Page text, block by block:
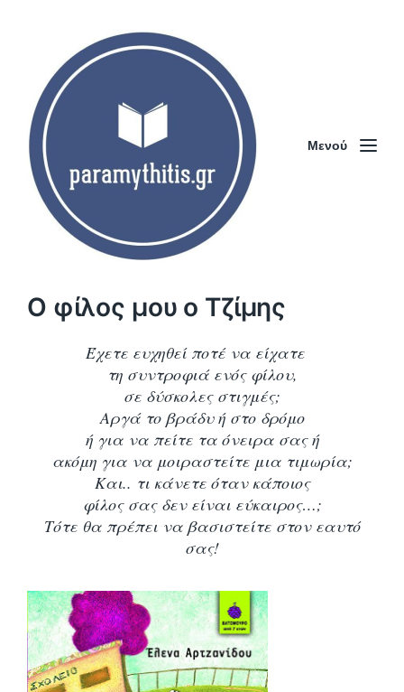
Μενού
Ο φίλος μου ο Τζίμης
Έχετε ευχηθεί ποτέ να είχατε
τη συντροφιά ενός φίλου,
σε δύσκολες στιγμές;
Αργά το βράδυή στο δρόμο
ή για να πείτε τα όνειρα σας ή
ακόμη για να μοιραστείτε μια τιμωρία;
Και.. τι κάνετε όταν κάποιος
φίλος σας δεν είναι εύκαιρος…;
Τότε θα πρέπει να βασιστείτε στον εαυτό
σας!